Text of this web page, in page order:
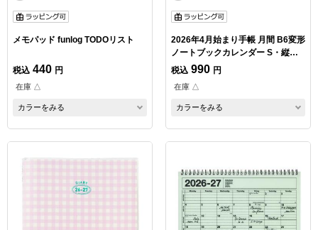
メモパッド funlog TODOリスト
税込 440 円
在庫 △
カラーをみる
2026年4月始まり手帳 月間 B6変形
ノートブックカレンダー S・縦型
ミント
税込 990 円
在庫 △
カラーをみる